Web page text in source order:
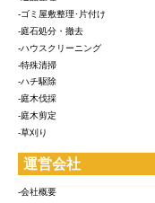
-ゴミ屋敷整理･片付け
-庭石処分・撤去
-ハウスクリーニング
-特殊清掃
-ハチ駆除
-庭木伐採
-庭木剪定
-草刈り
運営会社
-会社概要